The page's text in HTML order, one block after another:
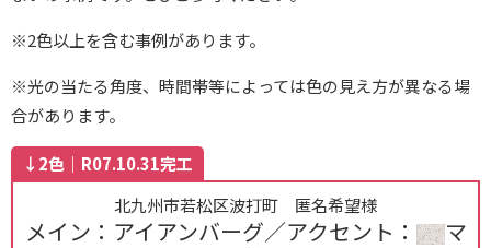
※2色以上を含む事例があります。
※光の当たる角度、時間帯等によっては色の見え方が異なる場
合があります。
↓2色｜R07.10.31完工
北九州市若松区波打町 匿名希望様
メイン：アイアンバーグ／アクセント：
マ